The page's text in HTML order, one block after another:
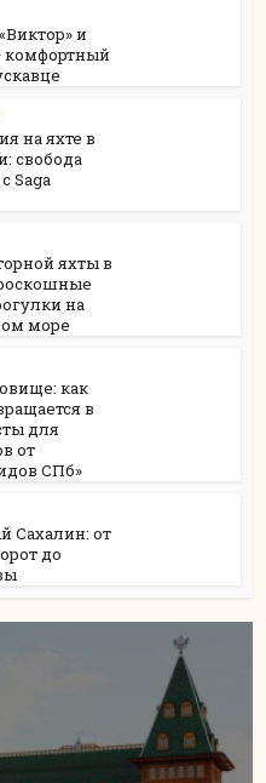
и
комфортный
на яхте в
свобода
Saga
яхты в
на
море
как
в
для
от
СПб»
Сахалин: от
до